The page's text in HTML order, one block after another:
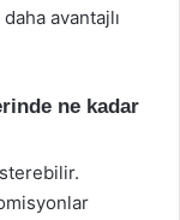
avantajlı
ne kadar